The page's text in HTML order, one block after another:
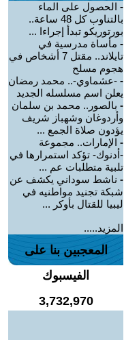
- الحصول على الماء
بالتناوب كل 48 ساعة..
بورتوريكو تبدأ إجراءا ...
- مأساة مدرسية في
تايلاند.. مقتل 7 أشخاص في
هجوم مسلح
- -عشماوي-.. محمد رمضان
يعلن اسم مسلسله الجديد
- بالصور.. محمد بن سلمان
وأردوغان وشهباز شريف
يؤدون صلاة الجمع ...
- الإمارات.. مجموعة
-أدنوك- تؤكد استمرارها في
تلبية متطلبات عم ...
- ناشط سوداني يكشف عن
شبكة تجنيد مواطنيه في
ليبيا للقتال بأوكر ...
المزيد.....
المعجبين بنا على
الفيسبوك
3,732,970